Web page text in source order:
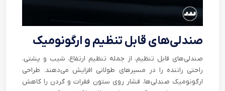
صندلی‌های قابل تنظیم و ارگونومیک
صندلی‌های قابل تنظیم، از جمله تنظیم ارتفاع، شیب و پشتی،
راحتی راننده را در مسیرهای طولانی افزایش می‌دهند. طراحی
ارگونومیک صندلی‌ها، فشار روی ستون فقرات و گردن را کاهش